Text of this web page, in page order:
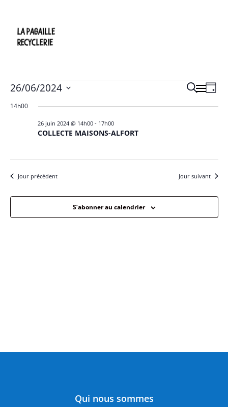
Évènements
for
Recherche
de
Jour
26/06/2024
une
14h00
COLLECTE MAISONS-ALFORT
26 juin 2024 @ 14h00- 17h00
Jour précédent Jour suivant
S’abonner au calendrier
Qui nous sommes